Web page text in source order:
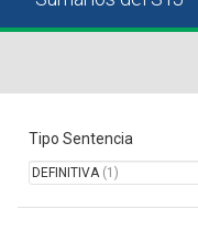
Sumarios del STJ
Tipo Sentencia
DEFINITIVA(1)